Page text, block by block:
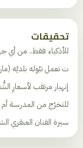
تحقيقات
للأذكياء فقط.. من أي
ت تعمل تبّوله بلديّه
إنهيار مرتقب لأسعارِ
للتخرّج من المدرسة أم
سيرة الفنان العبقري